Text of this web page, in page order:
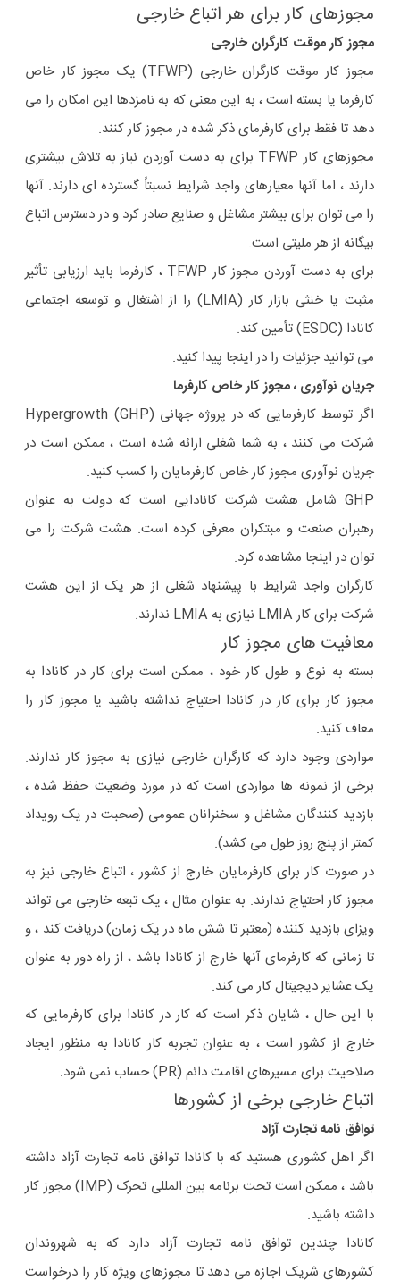
مجوزهای کار برای هر اتباع خارجی
مجوز کار موقت کارگران خارجی
مجوز کار موقت کارگران خارجی (TFWP) یک مجوز کار خاص
کارفرما یا بسته است ، به این معنی که به نامزدها این امکان را می
دهد تا فقط برای کارفرمای ذکر شده در مجوز کار کنند.
مجوزهای کار TFWP برای به دست آوردن نیاز به تلاش بیشتری
دارند ، اما آنها معیارهای واجد شرایط نسبتاً گسترده ای دارند. آنها
را می توان برای بیشتر مشاغل و صنایع صادر کرد و در دسترس اتباع
بیگانه از هر ملیتی است.
برای به دست آوردن مجوز کار TFWP ، کارفرما باید ارزیابی تأثیر
مثبت یا خنثی بازار کار (LMIA) را از اشتغال و توسعه اجتماعی
کانادا (ESDC) تأمین کند.
می توانید جزئیات را در اینجا پیدا کنید.
جریان نوآوری ، مجوز کار خاص کارفرما
اگر توسط کارفرمایی که در پروژه جهانی Hypergrowth (GHP)
شرکت می کنند ، به شما شغلی ارائه شده است ، ممکن است در
جریان نوآوری مجوز کار خاص کارفرمایان را کسب کنید.
GHP شامل هشت شرکت کانادایی است که دولت به عنوان
رهبران صنعت و مبتکران معرفی کرده است. هشت شرکت را می
توان در اینجا مشاهده کرد.
کارگران واجد شرایط با پیشنهاد شغلی از هر یک از این هشت
شرکت برای کار LMIA نیازی به LMIA ندارند.
معافیت های مجوز کار
بسته به نوع و طول کار خود ، ممکن است برای کار در کانادا به
مجوز کار برای کار در کانادا احتیاج نداشته باشید یا مجوز کار را
معاف کنید.
مواردی وجود دارد که کارگران خارجی نیازی به مجوز کار ندارند.
برخی از نمونه ها مواردی است که در مورد وضعیت حفظ شده ،
بازدید کنندگان مشاغل و سخنرانان عمومی (صحبت در یک رویداد
کمتر از پنج روز طول می کشد).
در صورت کار برای کارفرمایان خارج از کشور ، اتباع خارجی نیز به
مجوز کار احتیاج ندارند. به عنوان مثال ، یک تبعه خارجی می تواند
ویزای بازدید کننده (معتبر تا شش ماه در یک زمان) دریافت کند ، و
تا زمانی که کارفرمای آنها خارج از کانادا باشد ، از راه دور به عنوان
یک عشایر دیجیتال کار می کند.
با این حال ، شایان ذکر است که کار در کانادا برای کارفرمایی که
خارج از کشور است ، به عنوان تجربه کار کانادا به منظور ایجاد
صلاحیت برای مسیرهای اقامت دائم (PR) حساب نمی شود.
اتباع خارجی برخی از کشورها
توافق نامه تجارت آزاد
اگر اهل کشوری هستید که با کانادا توافق نامه تجارت آزاد داشته
باشد ، ممکن است تحت برنامه بین المللی تحرک (IMP) مجوز کار
داشته باشید.
کانادا چندین توافق نامه تجارت آزاد دارد که به شهروندان
کشورهای شریک اجازه می دهد تا مجوزهای ویژه کار را درخواست